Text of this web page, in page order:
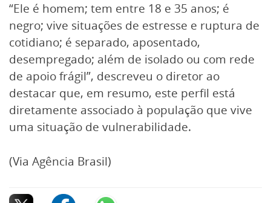
“Ele é homem; tem entre 18 e 35 anos; é
negro; vive situações de estresse e ruptura de
cotidiano; é separado, aposentado,
desempregado; além de isolado ou com rede
de apoio frágil”, descreveu o diretor ao
destacar que, em resumo, este perfil está
diretamente associado à população que vive
uma situação de vulnerabilidade.
(Via Agência Brasil)